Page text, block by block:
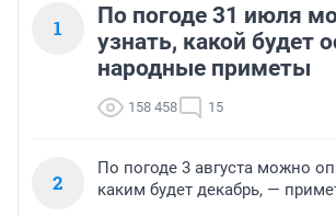
1
По погоде 31 июля
узнать, какой будет
народные приметы
158 458 15
2
По погоде 3 августа можно
каким будет декабрь, —